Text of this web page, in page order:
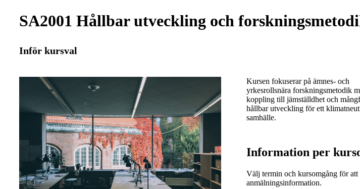
SA2001 Hållbar utveckling och
Inför kursval
Kursen fokuserar på ämnes- och
yrkesrollsnära forskningsmetodik
koppling till jämställdhet och
hållbar utveckling för ett
samhälle.
Information per
Välj termin och kursomgång för att
anmälningsinformation.